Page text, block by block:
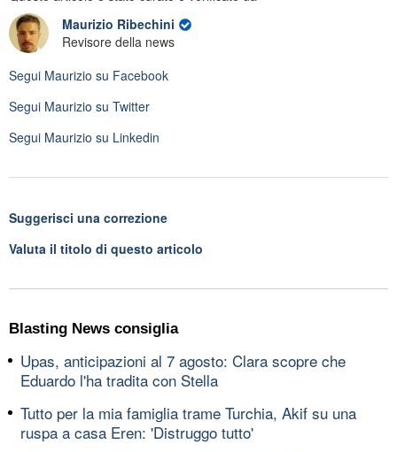
Maurizio Ribechini
Revisore della news
Segui Maurizio su Facebook
Segui Maurizio su Twitter
Segui Maurizio su Linkedin
Suggerisci una correzione
Valuta il titolo di questo articolo
Blasting News consiglia
Upas, anticipazioni al 7 agosto: Clara scopre che
Eduardo l'ha tradita con Stella
Tutto per la mia famiglia trame Turchia, Akif su una
ruspa a casa Eren: 'Distruggo tutto'